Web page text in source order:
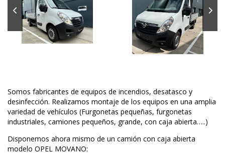
Somos fabricantes de equipos de incendios, desatasco y
desinfección. Realizamos montaje de los equipos en una amplia
variedad de vehículos (Furgonetas pequeñas, furgonetas
industriales, camiones pequeños, grande, con caja abierta…..)
Disponemos ahora mismo de un camión con caja abierta
modelo OPEL MOVANO: